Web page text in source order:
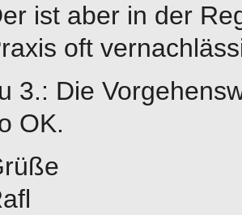
ist aber in der
oft
3.: Die
OK.